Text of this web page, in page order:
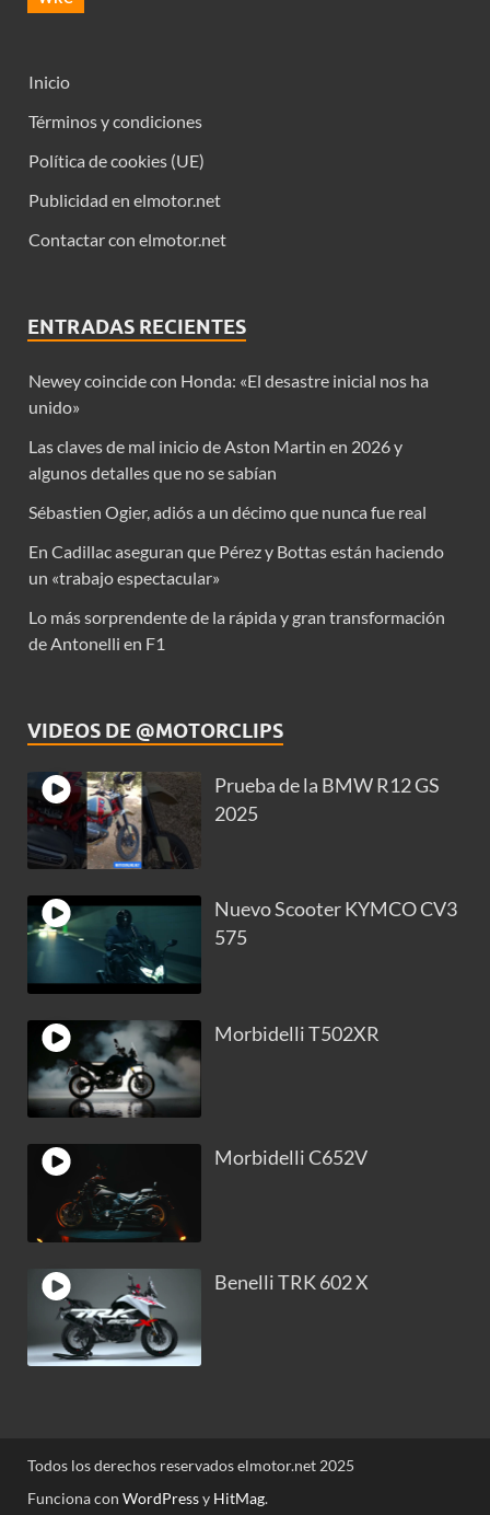
Inicio
Términos y condiciones
Política de cookies (UE)
Publicidad en elmotor.net
Contactar con elmotor.net
ENTRADAS RECIENTES
Newey coincide con Honda: «El desastre inicial nos ha
unido»
Las claves de mal inicio de Aston Martin en 2026 y
algunos detalles que no se sabían
Sébastien Ogier, adiós a un décimo que nunca fue real
En Cadillac aseguran que Pérez y Bottas están haciendo
un «trabajo espectacular»
Lo más sorprendente de la rápida y gran transformación
de Antonelli en F1
VIDEOS DE @MOTORCLIPS
Prueba de la BMW R12 GS
2025
Nuevo Scooter KYMCO CV3
575
Morbidelli T502XR
Morbidelli C652V
Benelli TRK 602 X
Todos los derechos reservados elmotor.net 2025
Funciona con WordPressy HitMag.